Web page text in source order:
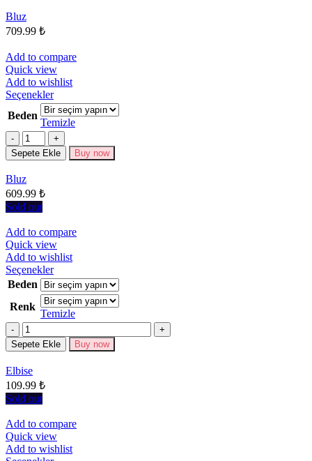
Bluz
709.99 ₺
Add to compare
Quick view
Add to wishlist
SeçeneklerBu
ürünün
birden
fazla
varyasyonu
var.
Beden
Temizle
Miktar
Sepete Ekle Buy now
Bluz
609.99 ₺
Sold out
Add to compare
Quick view
Add to wishlist
SeçeneklerBu
ürünün
birden
fazla
varyasyonu
Seçenekler
Beden
Renk
Temizle
Miktar
Sepete Ekle Buy now
Elbise
109.99 ₺
Sold out
Add to compare
Quick view
Add to wishlist